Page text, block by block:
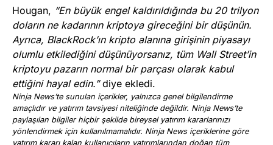
Hougan, “En büyük engel kaldırıldığında bu 20 trilyon
doların ne kadarının kriptoya gireceğini bir düşünün.
Ayrıca, BlackRock’ın kripto alanına girişinin piyasayı
olumlu etkilediğini düşünüyorsanız, tüm Wall Street’in
kriptoyu pazarın normal bir parçası olarak kabul
ettiğini hayal edin.”diye ekledi.
Ninja News’te sunulan içerikler, yalnızca genel bilgilendirme
amaçlıdır ve yatırım tavsiyesi niteliğinde değildir. Ninja News’te
paylaşılan bilgiler hiçbir şekilde bireysel yatırım kararlarınızı
yönlendirmek için kullanılmamalıdır. Ninja News içeriklerine göre
yatırım kararı kalan kullanıcıların yatırımlarından doğan tüm